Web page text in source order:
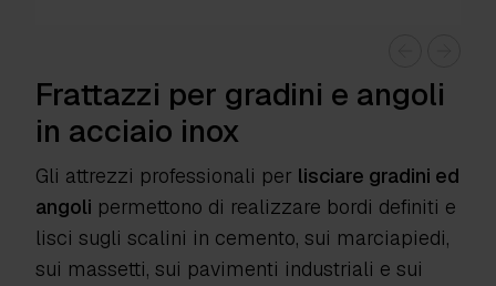
Frattazzi per gradini e angoli
in acciaio inox
Gli attrezzi professionali per lisciare gradini ed
angoli permettono di realizzare bordi definiti e
lisci sugli scalini in cemento, sui marciapiedi,
sui massetti, sui pavimenti industriali e sui